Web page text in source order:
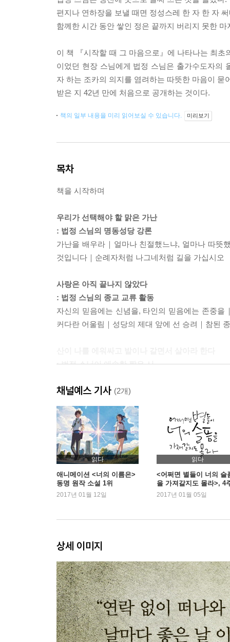
편지나 연하장을 보낼 때면 정성스레 한 자 한 자
함께한 시간 동안 쌓인 정은 끝까지 버리지 못한
이 책 『시작할 때 그 마음으로』에 나타나는 최
이었던 현장 스님에게 법정 스님은 출가수도자의
자 하는 조카의 의지를 염려하는 따뜻한 마음이
받은 지 42년 만에 처음으로 공개하는 것이다.
책의 일부 내용을 미리 읽어보실 수 있습니다. 미리보기
목차
책을 시작하며
우리가 선택해야 할 맑은 가난
: 법정 스님의 명동성당 강론
가난을 배우라｜얼마나 친절했느냐, 얼마나 따뜻
것입니다｜순례자처럼 나그네처럼 길을 가십시오
사랑은 아직 끝나지 않았다
: 법정 스님의 종교 교류 활동
자신의 믿음에는 신념을, 타인의 믿음에는 존중
커다란 어울림｜성당의 제대 앞에 선 승려｜참된
: 법정 스님이 애송한 짧은 시
시간만이라도｜한 몸이 가고 오는 것은｜세 가
건져가시오｜그 주인 어디에｜항상 새롭게｜차
나에게 이르는 말｜소박한 하루｜향기가 나는 사
지금 이 자리에서 이렇게, 매일 피어나는 꽃처럼
: 법정 스님의 편지
죽음은 차원을 옮겨가는 여행 같은 것｜먼저 너
않으면｜날마다 좋은 날 이루십시오｜겨울이 깊
창가에 앉아｜세상 살아가는 도리｜자기 마음이
채널예스 기사 (2개)
읽다
애니메이션 <너의 이름은>
동명 원작 소설 1위
2017년 01월 12일
읽다
<어쩌면 별들이 너의 슬
을 가져갈지도 몰라>, 4
연속 1위
2017년 01월 05일
상세 이미지